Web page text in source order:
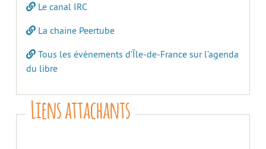
Le canal IRC
La chaine Peertube
Tous les évènements d’Île-de-France sur l’agenda
du libre
Liens attachants